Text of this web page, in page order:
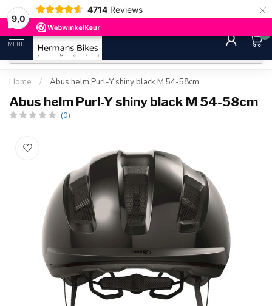
9,0
4714 Reviews ×
30 dagen bedenktijd Gratis
MENU
0
Home / Abus helm Purl-Y shiny black M 54-58cm
Abus helm Purl-Y shiny black M 54-58cm
(0)